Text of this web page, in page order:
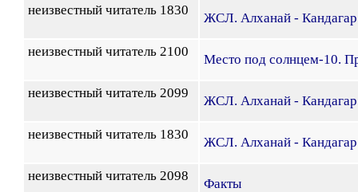
неизвестный читатель 1830
ЖСЛ. Алханай -
неизвестный читатель 2100
Место под солнцем-10.
неизвестный читатель 2099
ЖСЛ. Алханай -
неизвестный читатель 1830
ЖСЛ. Алханай -
неизвестный читатель 2098
Факты